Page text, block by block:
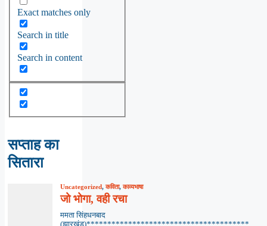
Exact matches only
Search in title
Search in content
सप्ताह का
सितारा
Uncategorized,कविता,काव्यभाषा
जो भोगा, वही रचा
ममता सिंहधनबाद